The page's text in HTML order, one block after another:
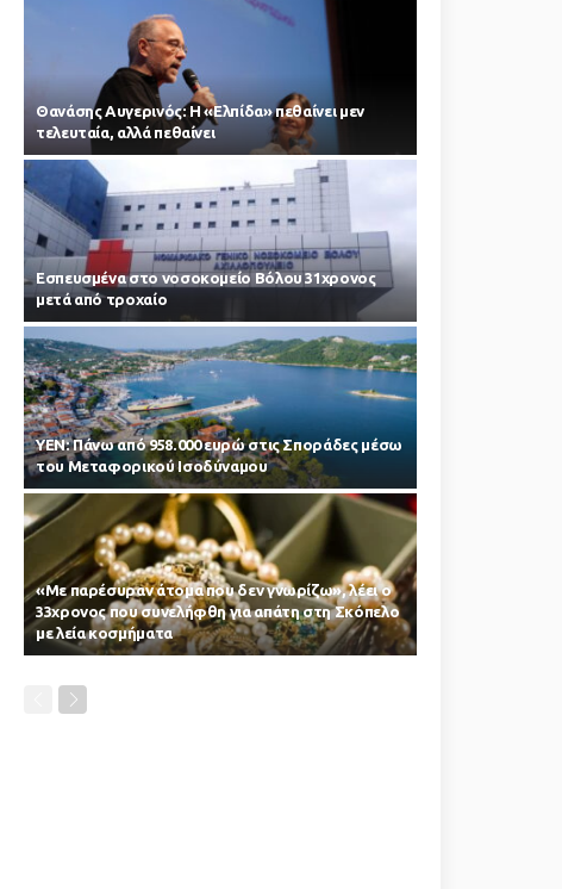
Θανάσης Αυγερινός: Η «Ελπίδα» πεθαίνει μεν
τελευταία, αλλά πεθαίνει
Εσπευσμένα στο νοσοκομείο Βόλου 31χρονος
μετά από τροχαίο
ΥΕΝ: Πάνω από 958.000 ευρώ στις Σποράδες μέσω
του Μεταφορικού Ισοδύναμου
«Με παρέσυραν άτομα που δεν γνωρίζω», λέει ο
33χρονος που συνελήφθη για απάτη στη Σκόπελο
με λεία κοσμήματα